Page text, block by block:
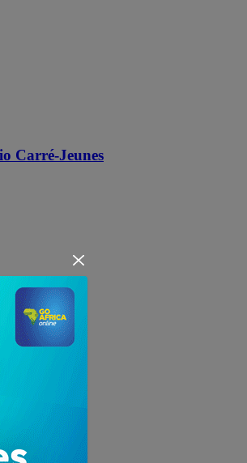
Carré-Jeunes